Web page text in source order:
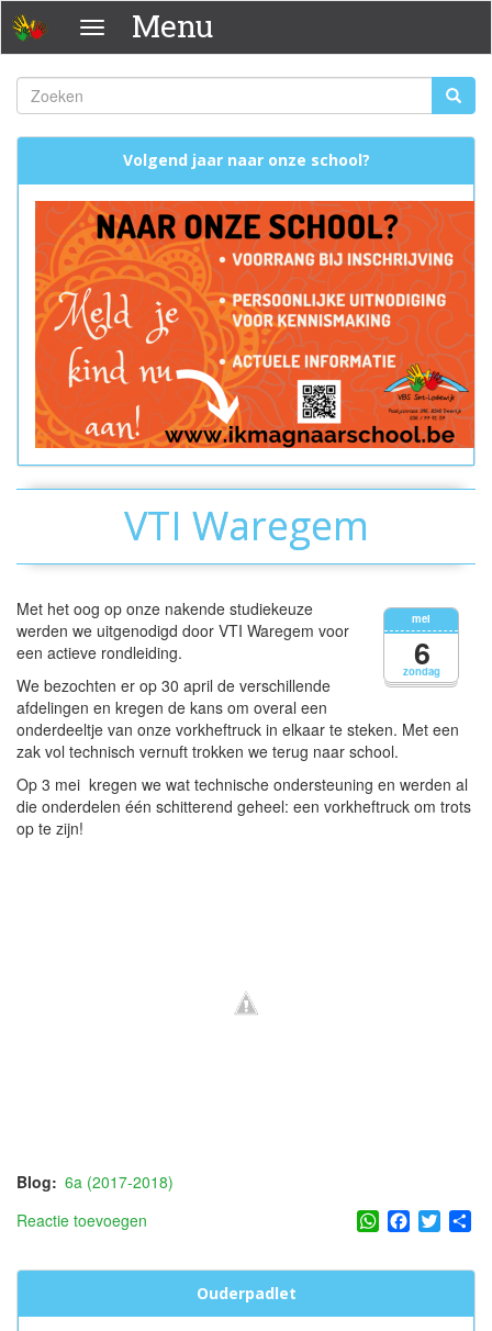
Overslaan
en
naar
de
inhoud
gaan
Menu Menu
Zoekveld
Zoeken
Volgend jaar naar onze school?
VTI Waregem
zondag
mei
6
Met het oog op onze nakende studiekeuze
werden we uitgenodigd door VTI Waregem voor
een actieve rondleiding.
We bezochten er op 30 april de verschillende
afdelingen en kregen de kans om overal een
onderdeeltje van onze vorkheftruck in elkaar te steken. Met een
zak vol technisch vernuft trokken we terug naar school.
Op 3 mei kregen we wat technische ondersteuning en werden al
die onderdelen één schitterend geheel: een vorkheftruck om trots
op te zijn!
Blog
6a (2017-2018)
Reactie toevoegen
WhatsApp
Facebook
Twitter
Ouderpadlet